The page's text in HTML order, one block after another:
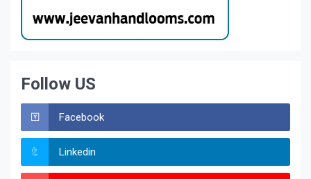
Follow US
Facebook
Linkedin